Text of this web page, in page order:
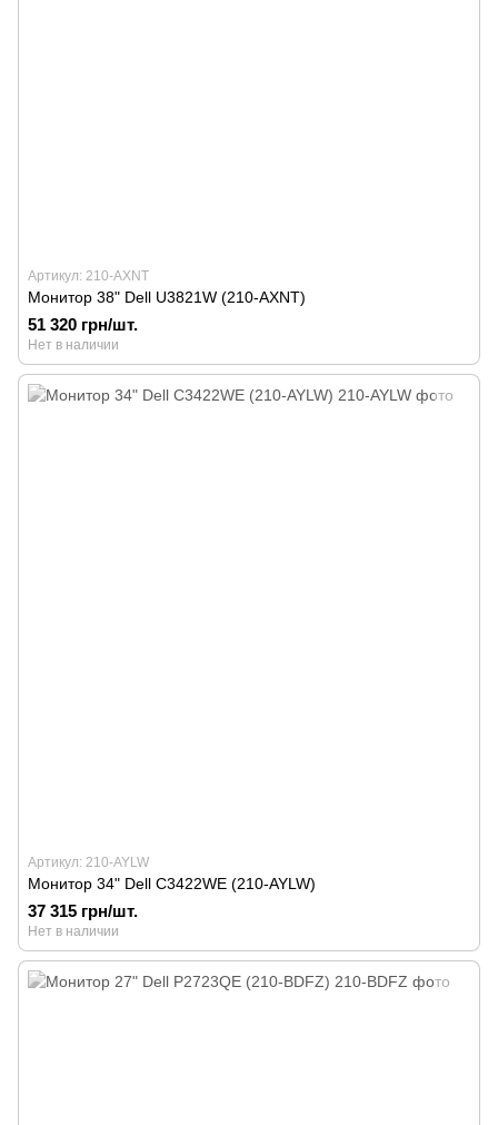
Артикул: 210-AXNT
Монитор 38" Dell U3821W (210-AXNT)
51 320 грн/шт.
Нет в наличии
Артикул: 210-AYLW
Монитор 34" Dell C3422WE (210-AYLW)
37 315 грн/шт.
Нет в наличии